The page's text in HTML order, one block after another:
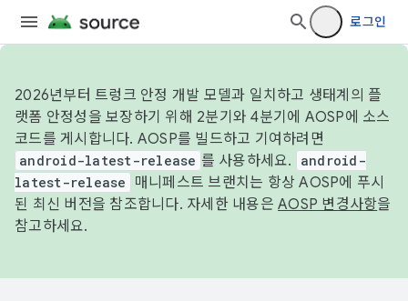
로그인
2026년부터 트렁크 안정 개발 모델과 일치하고 생태계의 플
랫폼 안정성을 보장하기 위해 2분기와 4분기에 AOSP에 소스
코드를 게시합니다. AOSP를 빌드하고 기여하려면
android-latest-release 를 사용하세요.
android-
latest-release
매니페스트 브랜치는 항상 AOSP에 푸시
된 최신 버전을 참조합니다. 자세한 내용은 AOSP 변경사항을
참고하세요.